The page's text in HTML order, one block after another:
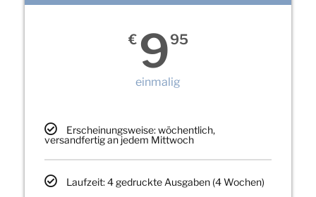
€ 995
einmalig
Erscheinungsweise: wöchentlich,
versandfertig an jedem Mittwoch
Laufzeit: 4 gedruckte Ausgaben (4 Wochen)